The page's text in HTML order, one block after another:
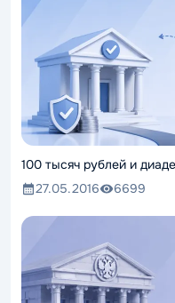
100 тысяч рублей и
27.05.2016
6699